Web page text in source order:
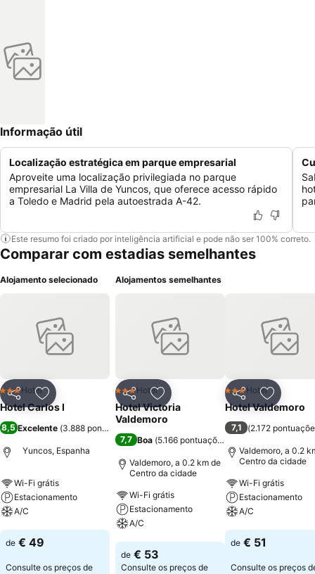
Informação útil
Localização estratégica em parque empresarial
Aproveite uma localização privilegiada no parque
empresarial La Villa de Yuncos, que oferece acesso rápido
a Toledo e Madrid pela autoestrada A-42.
Este resumo foi criado por inteligência artificial e pode não ser 100% correto.
Comparar com estadias semelhantes
Alojamento selecionado
PartilharAdicionar aos favoritos
3 Estrelas
Hotel
Hotel Carlos I
8,5 Excelente (3.888 pontuações
Yuncos, Espanha
Wi-Fi grátis
Estacionamento
A/C
Ver preços
de € 49
Consulte os preços de
Alojamentos semelhantes
PartilharAdicionar aos favoritos
3 Estrelas
Hotel
Hotel Victoria
Valdemoro
7,7 Boa (5.166 pontuações
Valdemoro, a 0.2 km de
Centro da cidade
Wi-Fi grátis
Estacionamento
A/C
Ver preços
de € 53
Consulte os preços de
Partilhar
3 Estrelas
Hotel
Hotel Valdemoro
7,1 (2.172
Valdemoro, a 0.2
Centro da cidade
Wi-Fi grátis
Estacionamento
A/C
Ver preços
de € 51
Consulte os preços